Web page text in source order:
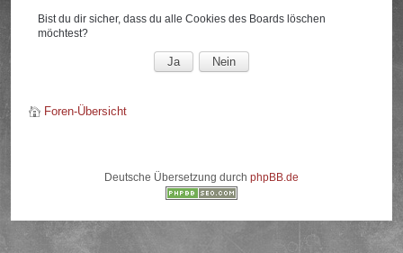
Bist du dir sicher, dass du alle Cookies des Boards löschen
möchtest?
Foren-Übersicht
Deutsche Übersetzung durch phpBB.de